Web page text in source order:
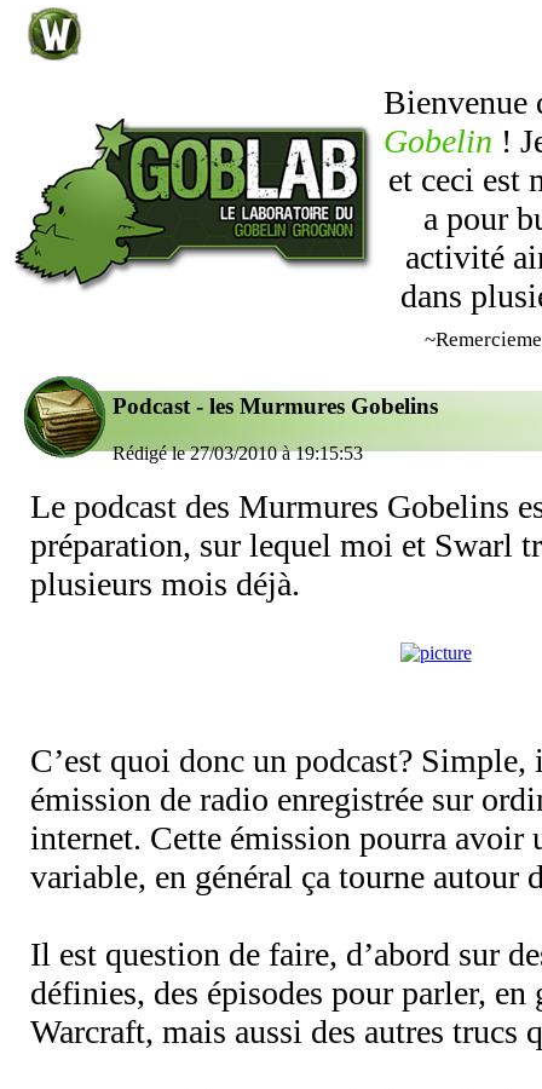
Bienvenue
Gobelin !
et ceci est
a pour
activité
dans
Podcast - les Murmures Gobelins
Rédigé le 27/03/2010 à 19:15:53
Le podcast des Murmures Gobelins
préparation, sur lequel moi et Swarl
plusieurs mois déjà.
C’est quoi donc un podcast? Simple,
émission de radio enregistrée sur
internet. Cette émission pourra avoir
variable, en général ça tourne autour
Il est question de faire, d’abord sur
définies, des épisodes pour parler,
Warcraft, mais aussi des autres trucs